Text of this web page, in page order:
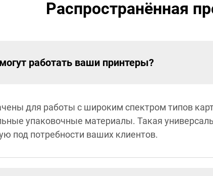
Распространённая
работать ваши принтеры?
для работы с широким спектром типов
упаковочные материалы. Такая
под потребности ваших клиентов.